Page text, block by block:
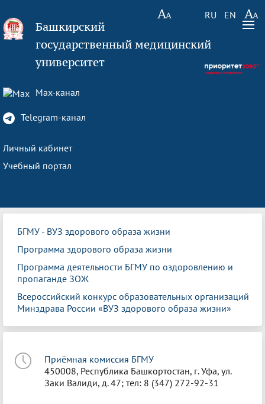
RU EN
Башкирский
государственный медицинский
университет
Max-канал
Telegram-канал
Личный кабинет
Учебный портал
БГМУ - ВУЗ здорового образа жизни
Программа здорового образа жизни
Программа деятельности БГМУ по оздоровлению и
пропаганде ЗОЖ
Всероссийский конкурс образовательных организаций
Минздрава России «ВУЗ здорового образа жизни»
Приёмная комиссия БГМУ
450008, Республика Башкортостан, г. Уфа, ул.
Заки Валиди, д. 47; тел: 8 (347) 272-92-31